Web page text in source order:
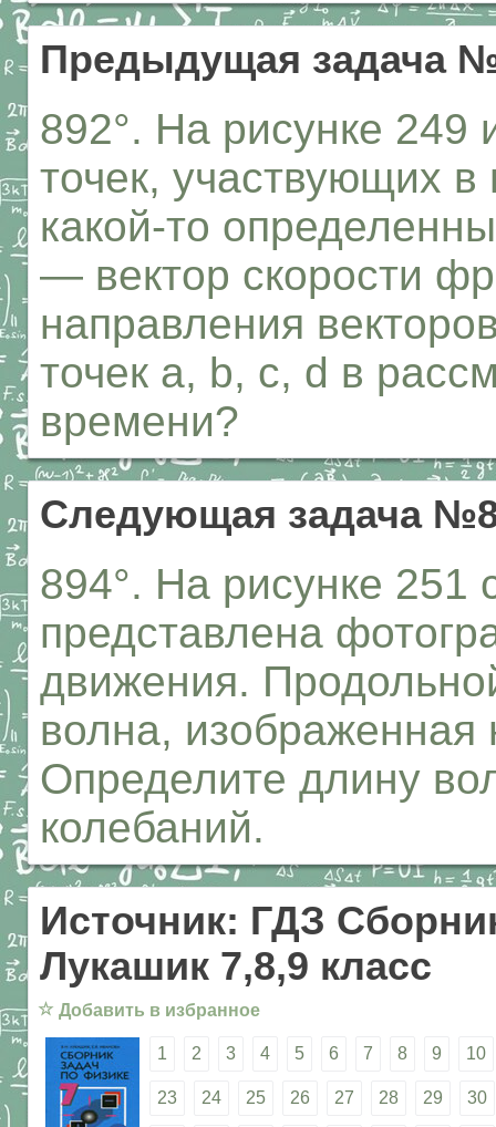
Предыдущая задача
892°. На рисунке 249
точек, участвующих
какой-то
— вектор скорости
направления
точек а, b, с, d в
времени?
Следующая задача
894°. На рисунке 251
представлена
движения.
волна,
Определите длину
колебаний.
Источник: ГДЗ
Лукашик 7,8,9 класс
☆ Добавить в избранное
1 2 3 4 5 6 7 8 9 10
23 24 25 26 27 28 29 30